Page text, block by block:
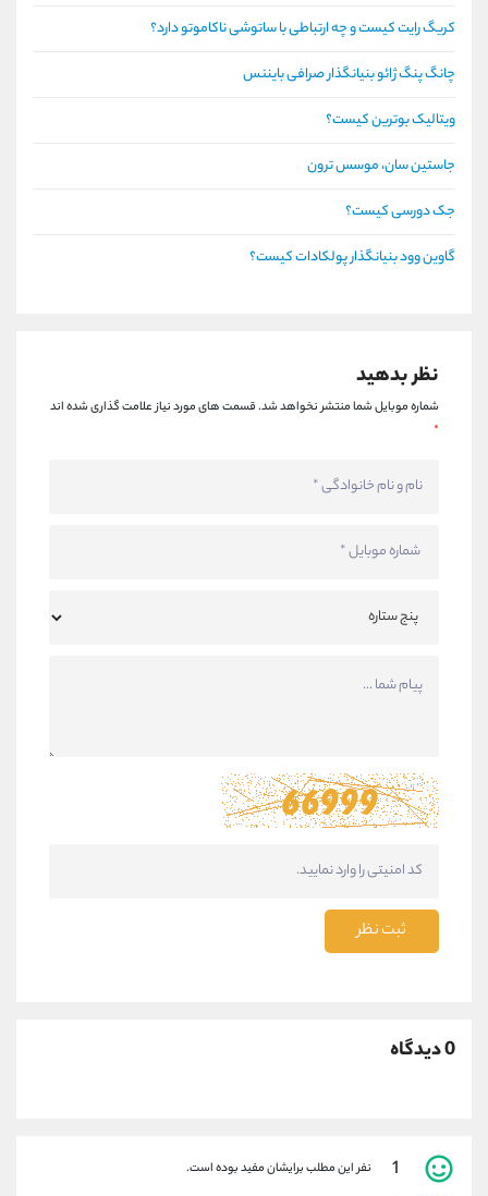
کریگ رایت کیست و چه ارتباطی با ساتوشی ناکاموتو دارد؟
چانگ پنگ ژائو بنیانگذار صرافی بایننس
ویتالیک بوترین کیست؟
جاستین سان، موسس ترون
جک دورسی کیست؟
گاوین وود بنیانگذار پولکادات کیست؟
نظر بدهید
شماره موبایل شما منتشر نخواهد شد.قسمت های مورد نیاز علامت گذاری شده اند
*
ثبت نظر
0 دیدگاه
1 نفر این مطلب برایشان مفید بوده است.